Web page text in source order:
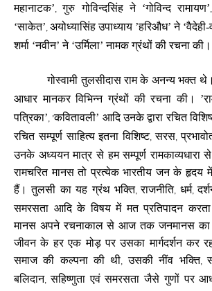
महानाटक’,गुरु गोविन्दसिंह ने ‘गोविन्द रामायण’
‘साकेत’, अयोध्यासिंह उपाध्याय ’हरिऔध’ ने
शर्मा ‘नवीन’ ने ‘उर्मिला’ नामक ग्रंथों की रचना की।
गोस्वामी तुलसीदास राम के अनन्य भक्त
आधार मानकर विभिन्न ग्रंथों की रचना की।
पत्रिका’, ’कवितावली’ आदि उनके द्वारा रचित
रचित सम्पूर्ण साहित्य इतना विशिष्ट,सरस,
उनके अध्ययन मात्र से हम सम्पूर्ण रामकाव्यधारा
रामचरित मानस तो प्रत्येक भारतीय जन के हृदय
हैं। तुलसी का यह ग्रंथ भक्ति,राजनीति, धर्म,
समरसता आदि के विषय में मत प्रतिपादन
मानस अपने रचनाकाल से आज तक जनमानस का
जीवन के हर एक मोड़ पर उसका मार्गदर्शन कर
समाज की कल्पना की थी, उसकी नींव भक्ति,
बलिदान, सहिष्णुता एवं समरसता जैसे गुणों पर